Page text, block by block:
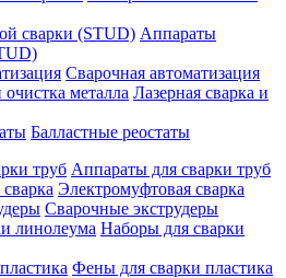
Аппараты
Сварочная автоматизация
Лазерная сварка и
Балластные реостаты
Аппараты для сварки труб
Электромуфтовая сварка
Сварочные экструдеры
Наборы для сварки
Фены для сварки пластика